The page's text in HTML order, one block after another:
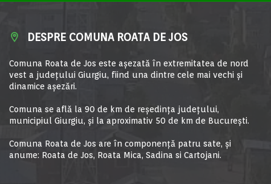
DESPRE COMUNA ROATA DE JOS
Comuna Roata de Jos este aşezată în extremitatea de nord
vest a judeţului Giurgiu, fiind una dintre cele mai vechi şi
dinamice aşezări.
Comuna se află la 90 de km de reşedinţa judeţului,
municipiul Giurgiu, şi la aproximativ 50 de km de Bucureşti.
Comuna Roata de Jos are în componență patru sate, și
anume: Roata de Jos, Roata Mica, Sadina si Cartojani.